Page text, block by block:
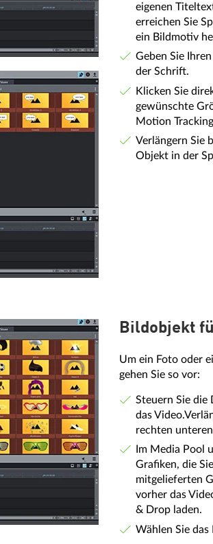
eigenen
erreichen Sie
ein Bildmotiv
Geben Sie
der Schrift.
Klicken Sie
gewünschte
Motion
Verlängern Sie
Objekt in der
Bildobjekt
Um ein Foto oder
gehen Sie so vor:
Steuern Sie die
das
rechten
Im Media Pool
Grafiken, die
mitgelieferten
vorher das
& Drop laden.
Wählen Sie